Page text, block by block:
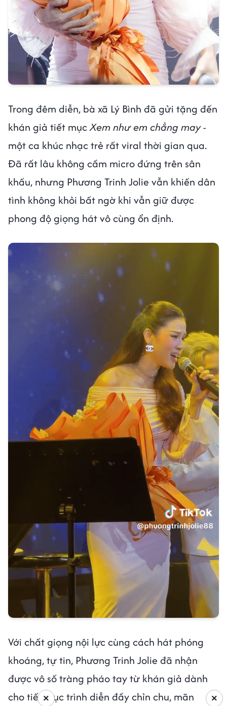
Trong đêm diễn, bà xã Lý Bình đã gửi tặng đến
khán giả tiết mụcXem như em chẳng may-
một ca khúc nhạc trẻ rất viral thời gian qua.
Đã rất lâu không cầm micro đứng trên sân
khấu, nhưng Phương Trinh Jolie vẫn khiến dân
tình không khỏi bất ngờ khi vẫn giữ được
phong độ giọng hát vô cùng ổn định.
Với chất giọng nội lực cùng cách hát phóng
khoáng, tự tin, Phương Trinh Jolie đã nhận
được vô số tràng pháo tay từ khán giả dành
cho tiết mục trình diễn đầy chỉn chu, mãn
×
×